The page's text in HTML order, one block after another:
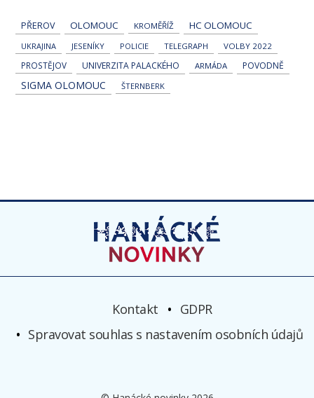
PŘEROV OLOMOUC KROMĚŘÍŽ HC OLOMOUC
UKRAJINA JESENÍKY POLICIE TELEGRAPH VOLBY 2022
PROSTĚJOV UNIVERZITA PALACKÉHO ARMÁDA POVODNĚ
SIGMA OLOMOUC ŠTERNBERK
Kontakt
GDPR
Spravovat souhlas s nastavením osobních údajů